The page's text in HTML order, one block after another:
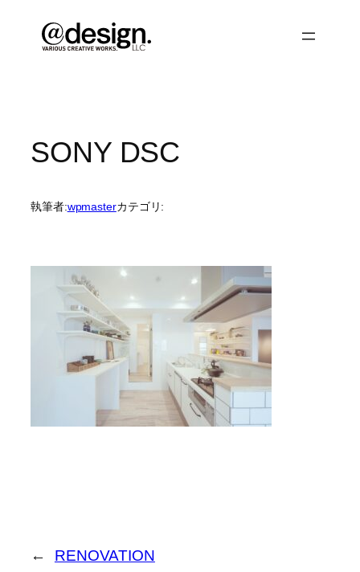
SONY DSC
執筆者:wpmasterカテゴリ:
← RENOVATION